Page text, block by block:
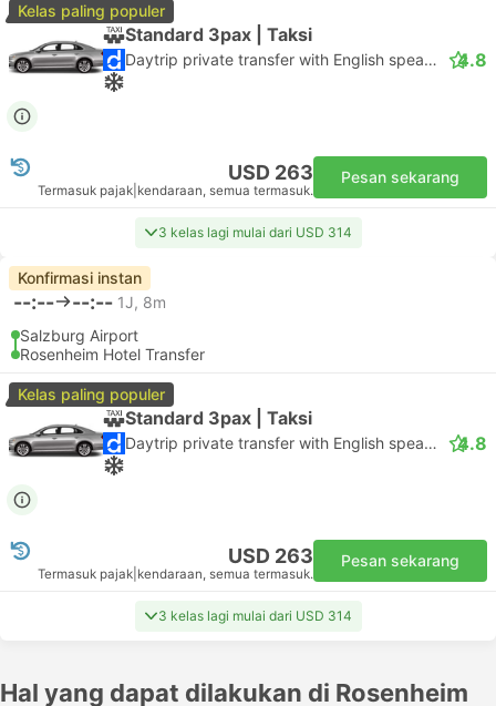
Kelas paling populer
Standard 3pax | Taksi
Daytrip private transfer with English speaking driver 4.8
USD 263
Termasuk pajak kendaraan, semua termasuk.
Pesan sekarang
3 kelas lagi mulai dari USD 314
Konfirmasi instan
--:-- --:-- 1J, 8m
Salzburg Airport
Rosenheim Hotel Transfer
Kelas paling populer
Standard 3pax | Taksi
Daytrip private transfer with English speaking driver 4.8
USD 263
Termasuk pajak kendaraan, semua termasuk.
Pesan sekarang
3 kelas lagi mulai dari USD 314
Hal yang dapat dilakukan di Rosenheim